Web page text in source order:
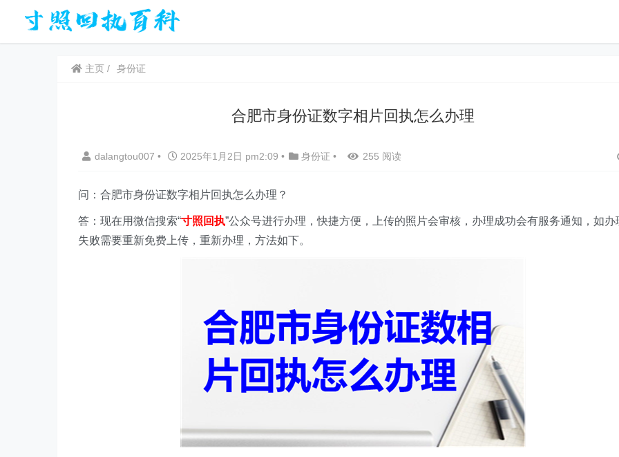
主页 身份证
合肥市身份证数字相片回执怎么办理
dalangtou007 • 2025年1月2日 pm2:09 • 身份证 • 255 阅读
问：合肥市身份证数字相片回执怎么办理？
答：现在用微信搜索“寸照回执”公众号进行办理，快捷方便，上传的照片会审核，办理成功会有服务通知，如办
失败需要重新免费上传，重新办理，方法如下。